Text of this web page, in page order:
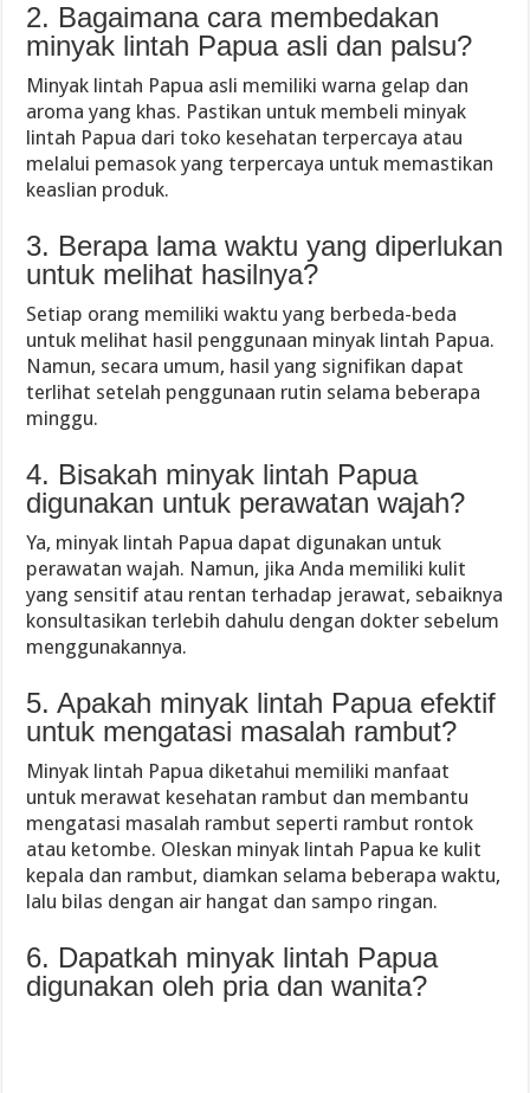
2. Bagaimana cara membedakan
minyak lintah Papua asli dan palsu?
Minyak lintah Papua asli memiliki warna gelap dan
aroma yang khas. Pastikan untuk membeli minyak
lintah Papua dari toko kesehatan terpercaya atau
melalui pemasok yang terpercaya untuk memastikan
keaslian produk.
3. Berapa lama waktu yang diperlukan
untuk melihat hasilnya?
Setiap orang memiliki waktu yang berbeda-beda
untuk melihat hasil penggunaan minyak lintah Papua.
Namun, secara umum, hasil yang signifikan dapat
terlihat setelah penggunaan rutin selama beberapa
minggu.
4. Bisakah minyak lintah Papua
digunakan untuk perawatan wajah?
Ya, minyak lintah Papua dapat digunakan untuk
perawatan wajah. Namun, jika Anda memiliki kulit
yang sensitif atau rentan terhadap jerawat, sebaiknya
konsultasikan terlebih dahulu dengan dokter sebelum
menggunakannya.
5. Apakah minyak lintah Papua efektif
untuk mengatasi masalah rambut?
Minyak lintah Papua diketahui memiliki manfaat
untuk merawat kesehatan rambut dan membantu
mengatasi masalah rambut seperti rambut rontok
atau ketombe. Oleskan minyak lintah Papua ke kulit
kepala dan rambut, diamkan selama beberapa waktu,
lalu bilas dengan air hangat dan sampo ringan.
6. Dapatkah minyak lintah Papua
digunakan oleh pria dan wanita?